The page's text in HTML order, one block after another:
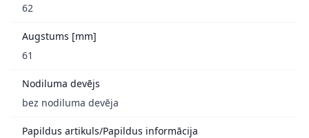
62
Augstums [mm]
61
Nodiluma devējs
bez nodiluma devēja
Papildus artikuls/Papildus informācija